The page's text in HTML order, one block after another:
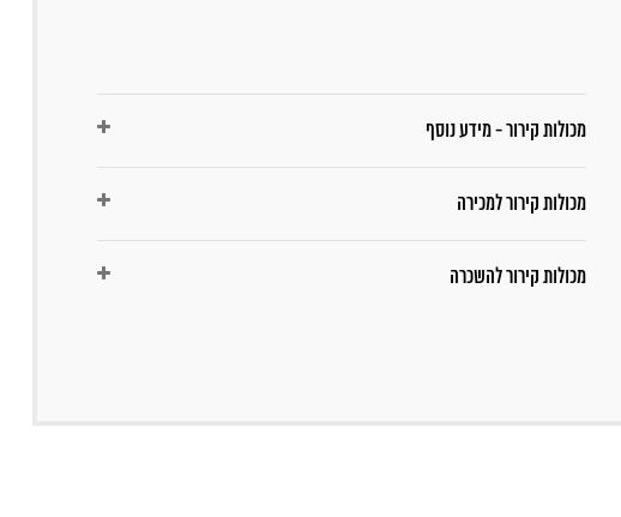
מכולות קירור - מידע נוסף
מכולות קירור למכירה
מכולות קירור להשכרה